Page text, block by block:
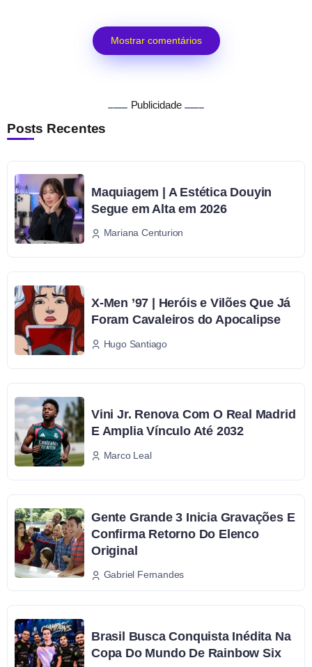
Mostrar comentários
Publicidade
Posts Recentes
Maquiagem | A Estética Douyin
Segue em Alta em 2026
Mariana Centurion
X-Men ’97 | Heróis e Vilões Que Já
Foram Cavaleiros do Apocalipse
Hugo Santiago
Vini Jr. Renova Com O Real Madrid
E Amplia Vínculo Até 2032
Marco Leal
Gente Grande 3 Inicia Gravações E
Confirma Retorno Do Elenco
Original
Gabriel Fernandes
Brasil Busca Conquista Inédita Na
Copa Do Mundo De Rainbow Six